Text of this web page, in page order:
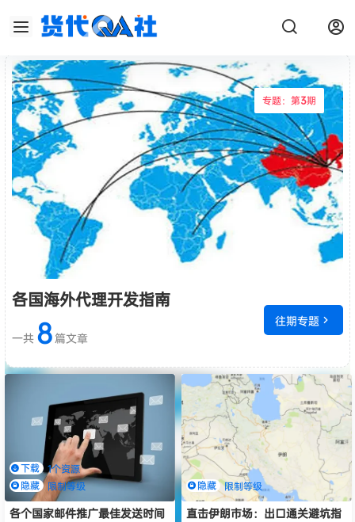
专题：第3期
各国海外代理开发指南
一共 8 篇文章
往期专题
下载 1个资源
隐藏
限制等级
各个国家邮件推广最佳发送时间
隐藏 限制等级
直击伊朗市场：出口通关避坑指